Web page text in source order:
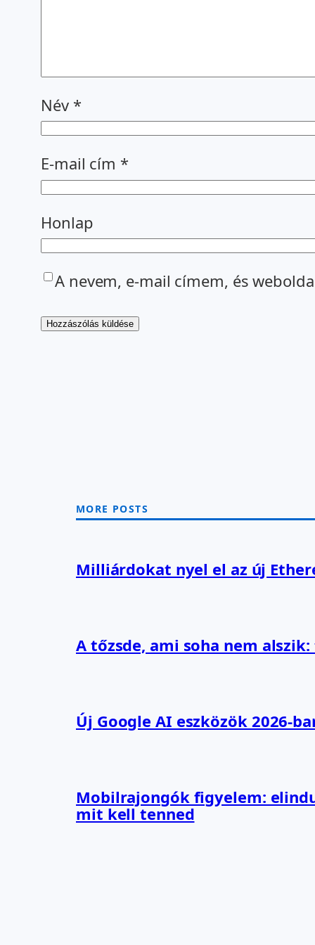
Név *
E-mail cím *
Honlap
A nevem, e-mail címem, és
MORE POSTS
Milliárdokat nyel el az új
A tőzsde, ami soha nem
Új Google AI eszközök 2026-
Mobilrajongók figyelem:
mit kell tenned